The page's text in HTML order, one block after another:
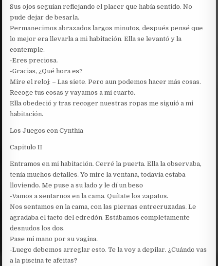
Sus ojos seguían reflejando el placer que había sentido. No
pude dejar de besarla.
Permanecimos abrazados largos minutos, después pensé que
lo mejor era llevarla a mi habitación. Ella se levantó y la
contemple.
-Eres preciosa.
-Gracias, ¿Qué hora es?
Mire el reloj: – Las siete. Pero aun podemos hacer más cosas.
Recoge tus cosas y vayamos a mi cuarto.
Ella obedeció y tras recoger nuestras ropas me siguió a mi
habitación.
Los Juegos con Cynthia
Capitulo II
Entramos en mi habitación. Cerré la puerta. Ella la observaba,
tenía muchos detalles. Yo mire la ventana, todavía estaba
lloviendo. Me puse a su lado y le dí un beso
-Vamos a sentarnos en la cama. Quítate los zapatos.
Nos sentamos en la cama, con las piernas entrecruzadas. Le
agradaba el tacto del edredón. Estábamos completamente
desnudos los dos.
Pase mi mano por su vagina.
-Luego debemos arreglar esto. Te la voy a depilar. ¿Cuándo vas
a la piscina te afeitas?